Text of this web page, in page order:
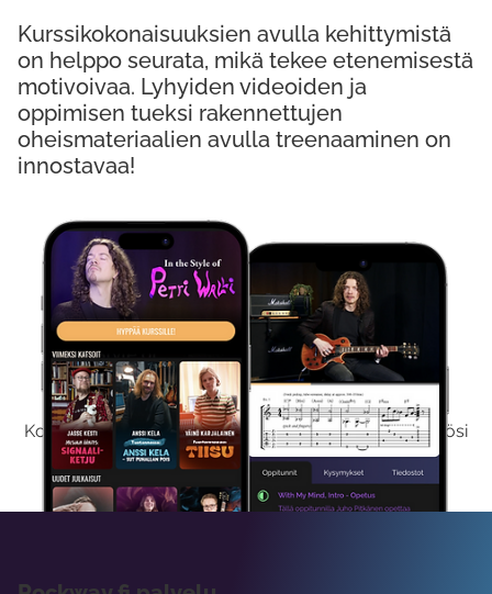
Kokeile Ilmaiseksi
Kokeilemalla ilmaiseksi saat koko sisältömme käyttöösi
viikon ajaksi.
Kurssikokonaisuuksien avulla kehittymistä
on helppo seurata, mikä tekee etenemisestä
motivoivaa. Lyhyiden videoiden ja
oppimisen tueksi rakennettujen
oheismateriaalien avulla treenaaminen on
innostavaa!